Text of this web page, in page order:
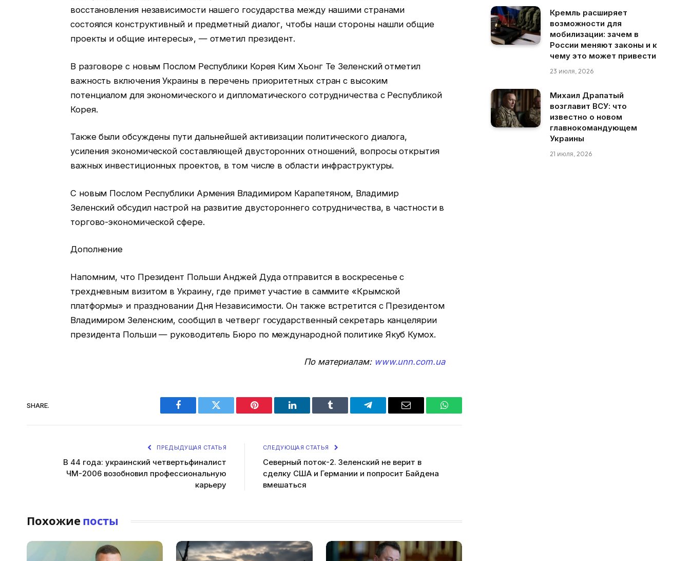
восстановления независимости нашего государства между нашими странами
состоялся конструктивный и предметный диалог, чтобы наши стороны нашли общие
проекты и общие интересы», — отметил президент.
В разговоре с новым Послом Республики Корея Ким Хьонг Те Зеленский отметил
важность включения Украины в перечень приоритетных стран с высоким
потенциалом для экономического и дипломатического сотрудничества с Республикой
Корея.
Также были обсуждены пути дальнейшей активизации политического диалога,
усиления экономической составляющей двусторонних отношений, вопросы открытия
важных инвестиционных проектов, в том числе в области инфраструктуры.
С новым Послом Республики Армения Владимиром Карапетяном, Владимир
Зеленский обсудил настрой на развитие двустороннего сотрудничества, в частности в
торгово-экономической сфере.
Дополнение
Напомним, что Президент Польши Анджей Дуда отправится в воскресенье с
трехдневным визитом в Украину, где примет участие в саммите «Крымской
платформы» и праздновании Дня Независимости. Он также встретится с Президентом
Владимиром Зеленским, сообщил в четверг государственный секретарь канцелярии
президента Польши — руководитель Бюро по международной политике Якуб Кумох.
По материалам: www.unn.com.ua
SHARE.
Facebook Twitter Pinterest LinkedIn Tumblr Telegram Email WhatsApp
ПРЕДЫДУЩАЯ СТАТЬЯ
В 44 года: украинский четвертьфиналист
ЧМ-2006 возобновил профессиональную
карьеру
СЛЕДУЮЩАЯ СТАТЬЯ
Северный поток-2. Зеленский не верит в
сделку США и Германии и попросит Байдена
вмешаться
Похожие посты
Кремль расширяет
возможности для
мобилизации: зачем в
России меняют законы и к
чему это может привести
23 июля, 2026
Михаил Драпатый
возглавит ВСУ: что
известно о новом
главнокомандующем
Украины
21 июля, 2026